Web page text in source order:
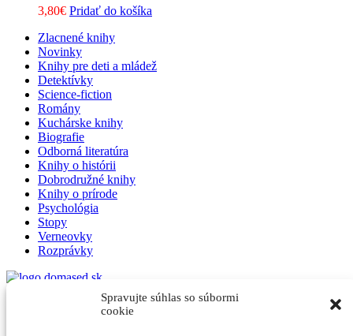
Spravujte súhlas so súbormi
cookie
3,80€ Pridať do košíka
Zlacnené knihy
Novinky
Knihy pre deti a mládež
Detektívky
Science-fiction
Romány
Kuchárske knihy
Biografie
Odborná literatúra
Knihy o histórii
Dobrodružné knihy
Knihy o prírode
Psychológia
Stopy
Verneovky
Rozprávky